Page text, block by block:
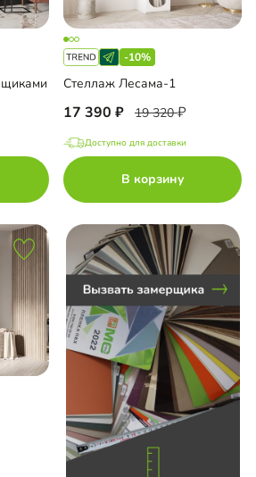
до
до
до
-10%
Стеллаж Лесама-1
17 390 19 320
Доступно для доставки
В корзину